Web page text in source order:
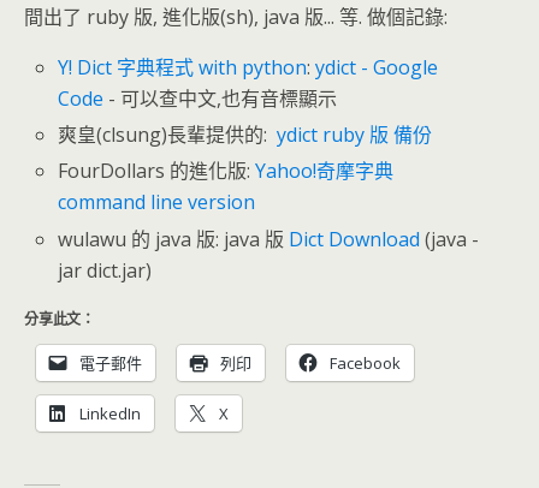
間出了 ruby 版, 進化版(sh), java 版... 等. 做個記錄:
Y! Dict 字典程式 with python:ydict - Google
Code - 可以查中文,也有音標顯示
爽皇(clsung)長輩提供的:ydict ruby 版 備份
FourDollars 的進化版:Yahoo!奇摩字典
command line version
wulawu 的 java 版: java 版 Dict Download (java -
jar dict.jar)
分享此文：
電子郵件 列印 Facebook
LinkedIn X